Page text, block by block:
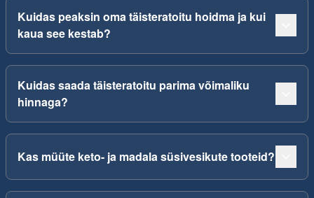
Kuidas peaksin oma täisteratoitu hoidma ja kui
kaua see kestab?
Kuidas saada täisteratoitu parima võimaliku
hinnaga?
Kas müüte keto- ja madala süsivesikute tooteid?